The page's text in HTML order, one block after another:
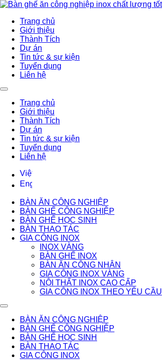
Trang chủ
Giới thiệu
Thành Tích
Dự án
Tin tức & sự kiện
Tuyển dụng
Liên hệ
Trang chủ
Giới thiệu
Thành Tích
Dự án
Tin tức & sự kiện
Tuyển dụng
Liên hệ
BÀN ĂN CÔNG NGHIỆP
BÀN GHẾ CÔNG NGHIỆP
BÀN GHẾ HỌC SINH
BÀN THAO TÁC
GIA CÔNG INOX
INOX VÀNG
BÀN GHẾ INOX
BÀN ĂN CÔNG NHÂN
GIA CÔNG INOX VÀNG
NỘI THẤT INOX CAO CẤP
GIA CÔNG INOX THEO YÊU CẦU
BÀN ĂN CÔNG NGHIỆP
BÀN GHẾ CÔNG NGHIỆP
BÀN GHẾ HỌC SINH
BÀN THAO TÁC
GIA CÔNG INOX